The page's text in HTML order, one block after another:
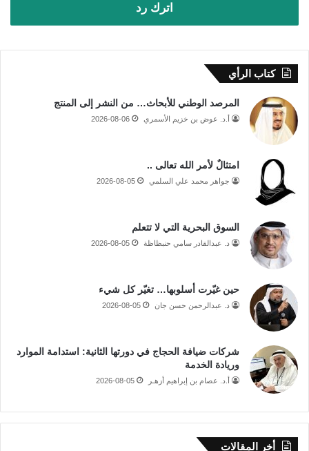
اترك رد
كتاب الرأي
المرصد الوطني للأبحاث… من النشر إلى المنتج
أ.د. عوض بن خزيم الأسمري 2026-08-06
امتثالٌ لأمر الله تعالى ..
جواهر محمد علي السلمي 2026-08-05
السوق البحرية التي لا تتعلم
د. عبدالقادر سامي حنبظاظة 2026-08-05
حين غيّرت أسلوبها… تغيّر كل شيء
د. عبدالرحمن حسن جان 2026-08-05
شركات ضيافة الحجاج في دورتها الثانية: استدامة الموارد
وريادة الخدمة
أ.د. عصام بن إبراهيم أزهـر 2026-08-05
أخر المقالات